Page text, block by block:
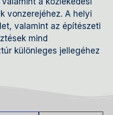
vonzerejéhez. A helyi
valamint az építészeti
mind
különleges jellegéhez